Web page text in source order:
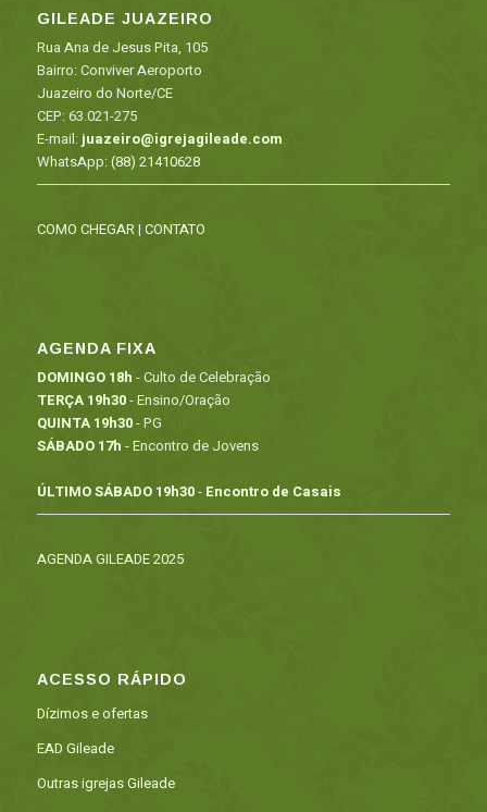
GILEADE JUAZEIRO
Rua Ana de Jesus Pita, 105
Bairro: Conviver Aeroporto
Juazeiro do Norte/CE
CEP: 63.021-275
E-mail: juazeiro@igrejagileade.com
WhatsApp:(88) 21410628
COMO CHEGAR| CONTATO
AGENDA FIXA
DOMINGO 18h - Culto de Celebração
TERÇA 19h30- Ensino/Oração
QUINTA 19h30- PG
SÁBADO 17h - Encontro de Jovens
ÚLTIMO SÁBADO 19h30- Encontro de Casais
AGENDA GILEADE 2025
ACESSO RÁPIDO
Dízimos e ofertas
EAD Gileade
Outras igrejas Gileade